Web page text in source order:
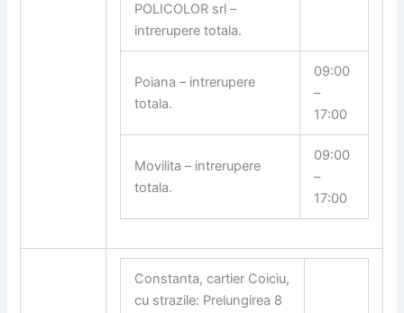
POLICOLOR srl –
intrerupere totala.
Poiana – intrerupere
totala.
09:00
–
17:00
Movilita – intrerupere
totala.
09:00
–
17:00
Constanta, cartier Coiciu,
cu strazile: Prelungirea 8